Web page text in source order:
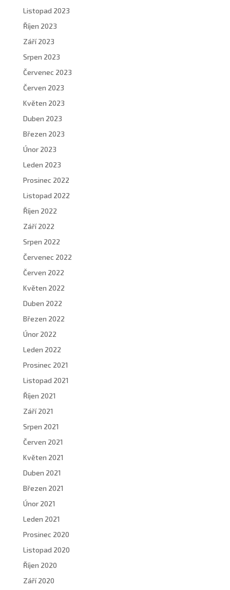
Listopad 2023
Říjen 2023
Září 2023
Srpen 2023
Červenec 2023
Červen 2023
Květen 2023
Duben 2023
Březen 2023
Únor 2023
Leden 2023
Prosinec 2022
Listopad 2022
Říjen 2022
Září 2022
Srpen 2022
Červenec 2022
Červen 2022
Květen 2022
Duben 2022
Březen 2022
Únor 2022
Leden 2022
Prosinec 2021
Listopad 2021
Říjen 2021
Září 2021
Srpen 2021
Červen 2021
Květen 2021
Duben 2021
Březen 2021
Únor 2021
Leden 2021
Prosinec 2020
Listopad 2020
Říjen 2020
Září 2020